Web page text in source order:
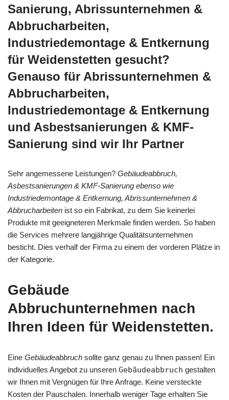
Sanierung, Abrissunternehmen &
Abbrucharbeiten,
Industriedemontage & Entkernung
für Weidenstetten gesucht?
Genauso für Abrissunternehmen &
Abbrucharbeiten,
Industriedemontage & Entkernung
und Asbestsanierungen & KMF-
Sanierung sind wir Ihr Partner
Sehr angemessene Leistungen? Gebäudeabbruch,
Asbestsanierungen & KMF-Sanierung ebenso wie
Industriedemontage & Entkernung, Abrissunternehmen &
Abbrucharbeiten ist so ein Fabrikat, zu dem Sie keinerlei
Produkte mit geeigneteren Merkmale finden werden. So haben
die Services mehrere langjährige Qualitätsunternehmen
besticht. Dies verhalf der Firma zu einem der vorderen Plätze in
der Kategorie.
Gebäude
Abbruchunternehmen nach
Ihren Ideen für Weidenstetten.
Eine Gebäudeabbruch sollte ganz genau zu Ihnen passen! Ein
individuelles Angebot zu unseren Gebäudeabbruch gestalten
wir Ihnen mit Vergnügen für Ihre Anfrage. Keine versteckte
Kosten der Pauschalen. Innerhalb weniger Tage erhalten Sie